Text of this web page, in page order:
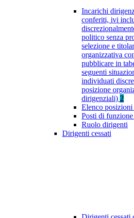
Incarichi
conferiti, ivi
politico senza
selezione e
organizzativa
pubblicare in
seguenti
individuati
posizione
dirigenziali) 2
Elenco
Posti di
Ruolo dirigenti
Dirigenti cessati